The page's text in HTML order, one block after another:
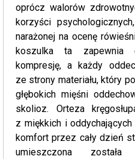
oprócz walorów
korzyści
narażonej na ocenę
koszulka ta zapewnia
kompresję, a każdy
ze strony materiału, który
głębokich mięśni
skolioz. Orteza
z miękkich i oddychających
komfort przez cały dzień
umieszczona została